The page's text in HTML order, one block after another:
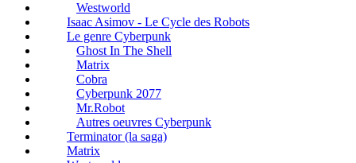
Westworld
Isaac Asimov - Le Cycle des Robots
Le genre Cyberpunk
Ghost In The Shell
Matrix
Cobra
Cyberpunk 2077
Mr.Robot
Autres oeuvres Cyberpunk
Terminator (la saga)
Matrix